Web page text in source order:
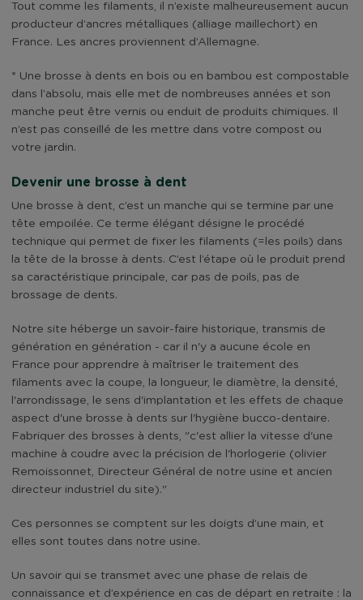
Tout comme les filaments, il n’existe malheureusement aucun
producteur d’ancres métalliques (alliage maillechort) en
France. Les ancres proviennent d’Allemagne.
* Une brosse à dents en bois ou en bambou est compostable
dans l’absolu, mais elle met de nombreuses années et son
manche peut être vernis ou enduit de produits chimiques. Il
n’est pas conseillé de les mettre dans votre compost ou
votre jardin.
Devenir une brosse à dent
Une brosse à dent, c’est un manche qui se termine par une
tête empoilée. Ce terme élégant désigne le procédé
technique qui permet de fixer les filaments (=les poils) dans
la tête de la brosse à dents. C’est l’étape où le produit prend
sa caractéristique principale, car pas de poils, pas de
brossage de dents.
Notre site héberge un savoir-faire historique, transmis de
génération en génération - car il n'y a aucune école en
France pour apprendre à maîtriser le traitement des
filaments avec la coupe, la longueur, le diamètre, la densité,
l'arrondissage, le sens d'implantation et les effets de chaque
aspect d'une brosse à dents sur l'hygiène bucco-dentaire.
Fabriquer des brosses à dents, "c'est allier la vitesse d'une
machine à coudre avec la précision de l'horlogerie (olivier
Remoissonnet, Directeur Général de notre usine et ancien
directeur industriel du site)."
Ces personnes se comptent sur les doigts d’une main, et
elles sont toutes dans notre usine.
Un savoir qui se transmet avec une phase de relais de
connaissance et d’expérience en cas de départ en retraite : la